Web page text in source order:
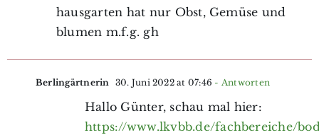
hausgarten hat nur Obst, Gemüse und
blumen m.f.g. gh
Berlingärtnerin 30. Juni 2022 at 07:46 - Antworten
Hallo Günter, schau mal hier:
https://www.lkvbb.de/fachbereiche/